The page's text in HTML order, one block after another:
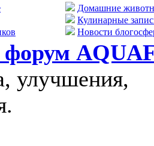
Домашние
Кулинарные
Новости
улучшения,